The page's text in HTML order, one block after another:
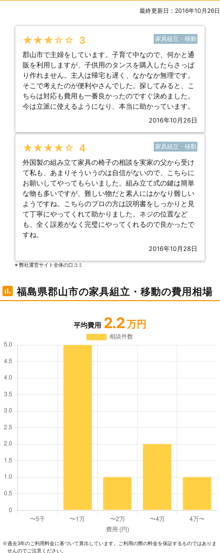
最終更新日：2016年10月26日
★★★★★ 3 家具組立・移動
郡山市で主婦をしています。子育て中なので、何かと通
販を利用しますが、子供用のタンスを購入したらさっぱ
り作れません。主人は帰宅も遅く、なかなか無理です。
そこで考えたのが便利やさんでした。探してみると、こ
ちらは対応も費用も一番良かったのですぐ決めました。
今は立派に使えるようになり、本当に助かっています。
2016年10月26日
★★★★★ 4 家具組立・移動
外国製の組み立て家具の椅子の相談を実家の父から受け
て私も、あまりそういうのは自信がないので、こちらに
お願いしてやってもらいました。組み立て式の鍵は簡単
な物も多いですが、難しい物だと素人にはかなり難しい
ようですね。こちらのプロの方は説明書をしっかりと見
て丁寧にやってくれて助かりました。ネジの位置など
も、全く誤差がなく完璧にやってくれるので良かったで
すね。
2016年10月28日
※ 弊社運営サイト全体の⼝コミ
福島県郡山市の家具組立・移動の費用相場
平均費用 2.2 万円
※過去3年のご利⽤料⾦に基づいて算出しています。ご利⽤の際の料⾦を保証するものではありま
せんのでご注意ください。